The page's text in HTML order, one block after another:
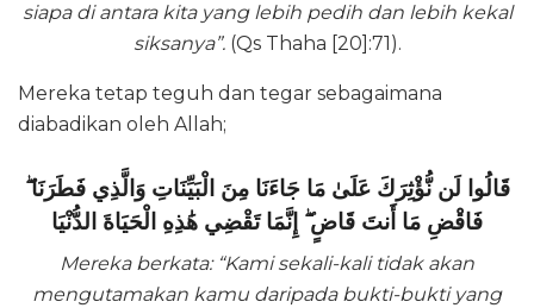
siapa di antara kita yang lebih pedih dan lebih kekal
siksanya”. (Qs Thaha [20]:71).
Mereka tetap teguh dan tegar sebagaimana
diabadikan oleh Allah;
قَالُوا لَن نُّؤْثِرَكَ عَلَىٰ مَا جَاءَنَا مِنَ الْبَيِّنَاتِ وَالَّذِي فَطَرَنَا ۖ
فَاقْضِ مَا أَنتَ قَاضٍ ۖ إِنَّمَا تَقْضِي هَٰذِهِ الْحَيَاةَ الدُّنْيَا
Mereka berkata: “Kami sekali-kali tidak akan
mengutamakan kamu daripada bukti-bukti yang